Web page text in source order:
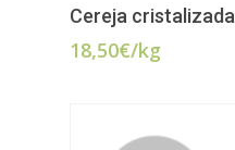
Cereja cristalizada
18,50€/kg